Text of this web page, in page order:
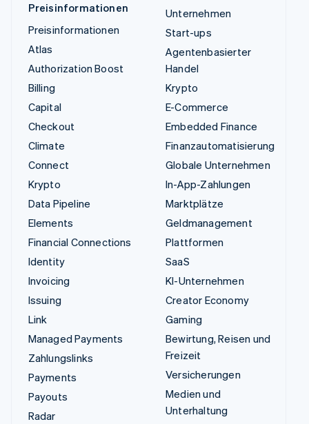
Preisinformationen
Preisinformationen
Atlas
Authorization Boost
Billing
Capital
Checkout
Climate
Connect
Krypto
Data Pipeline
Elements
Financial Connections
Identity
Invoicing
Issuing
Link
Managed Payments
Zahlungslinks
Payments
Payouts
Radar
Unternehmen
Start-ups
Agentenbasierter
Handel
Krypto
E-Commerce
Embedded Finance
Finanzautomatisierung
Globale Unternehmen
In-App-Zahlungen
Marktplätze
Geldmanagement
Plattformen
SaaS
KI-Unternehmen
Creator Economy
Gaming
Bewirtung, Reisen und
Freizeit
Versicherungen
Medien und
Unterhaltung